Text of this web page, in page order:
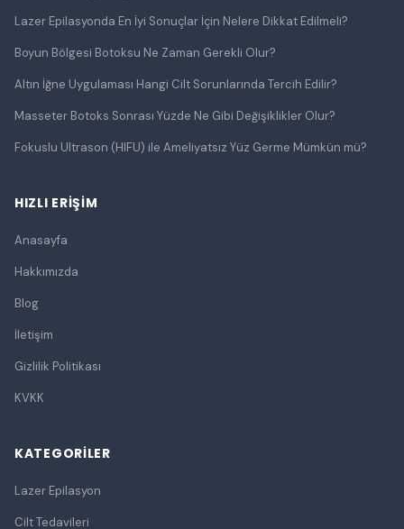
Lazer Epilasyonda En İyi Sonuçlar İçin Nelere Dikkat Edilmeli?
Boyun Bölgesi Botoksu Ne Zaman Gerekli Olur?
Altın İğne Uygulaması Hangi Cilt Sorunlarında Tercih Edilir?
Masseter Botoks Sonrası Yüzde Ne Gibi Değişiklikler Olur?
Fokuslu Ultrason (HIFU) ile Ameliyatsız Yüz Germe Mümkün mü?
HIZLI ERIŞIM
Anasayfa
Hakkımızda
Blog
İletişim
Gizlilik Politikası
KVKK
KATEGORILER
Lazer Epilasyon
Cilt Tedavileri